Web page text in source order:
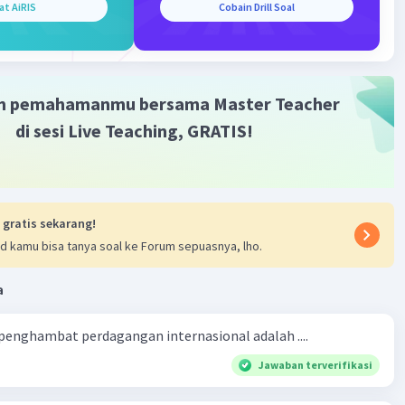
Iklan
AiRIS Cobain Drill Soal
pemahamanmu bersama Master Teacher
di sesi Live Teaching, GRATIS!
gratis sekarang!
kamu bisa tanya soal ke Forum sepuasnya, lho.
perdagangan internasional adalah ....
Jawaban terverifikasi